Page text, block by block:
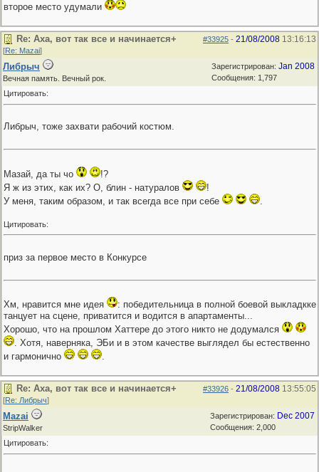
второе место удумали
#33925 - 21/08/2008 13:16:13
Re: Аха, вот так все и начинается+
[Re: Mazai]
Зарегистрирован: Jan 2008
Сообщения: 1,797
Либрыч
Вечная память. Вечный рок.
Цитировать:
Либрыч, тоже захвати рабочий костюм.
Мазай, да ты чо
!?
Я ж из этих, как их? О, блин - натуралов
!
У меня, таким образом, и так всегда все при себе
Цитировать:
приз за первое место в Конкурсе
Хм, нравится мне идея
: победительница в полной боевой выкладкке
танцует на сцене, приватится и водится в апартаменты...
Хорошо, что на прошлом Хаттере до этого никто не додумался
. Хотя, наверняка, ЭБи и в этом качестве выглядел бы естественно
и гармонично
.
#33926 - 21/08/2008 13:55:05
Re: Аха, вот так все и начинается+
[Re: Либрыч]
Зарегистрирован: Dec 2007
Сообщения: 2,000
Mazai
StripWalker
Цитировать: